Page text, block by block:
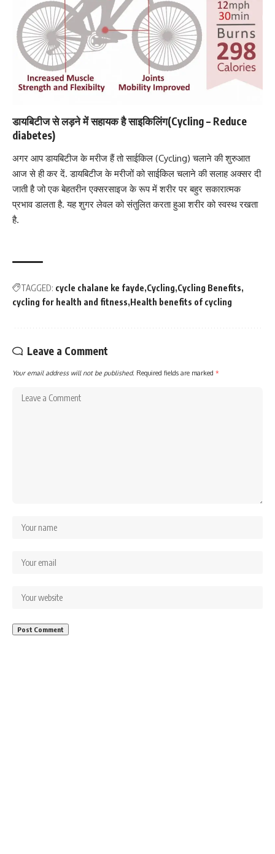
डायबिटीज से लड़ने में सहायक है साइकिलिंग(Cycling – Reduce
diabetes)
अगर आपडायबिटीज के मरीज हैं तोसाईकिल (Cycling) चलाने की शुरुआत
आज से ही कर दें.डायबिटीज के मरीजों कोसाईकिल चलाने की सलाह अक्सर दी
जाती है जो एक बेहतरीनएक्सरसाइजके रूप में शरीर पर बहुर सकारात्मक
प्रभाव डालता है. यह शुगर लेवल को संतुलित करता हुआ शरीर को स्वस्थ रखता
है.
TAGGED: cycle chalane ke fayde Cycling Cycling Benefits
cycling for health and fitness Health benefits of cycling
Leave a Comment
Your email address will not be published. Required fields are marked *